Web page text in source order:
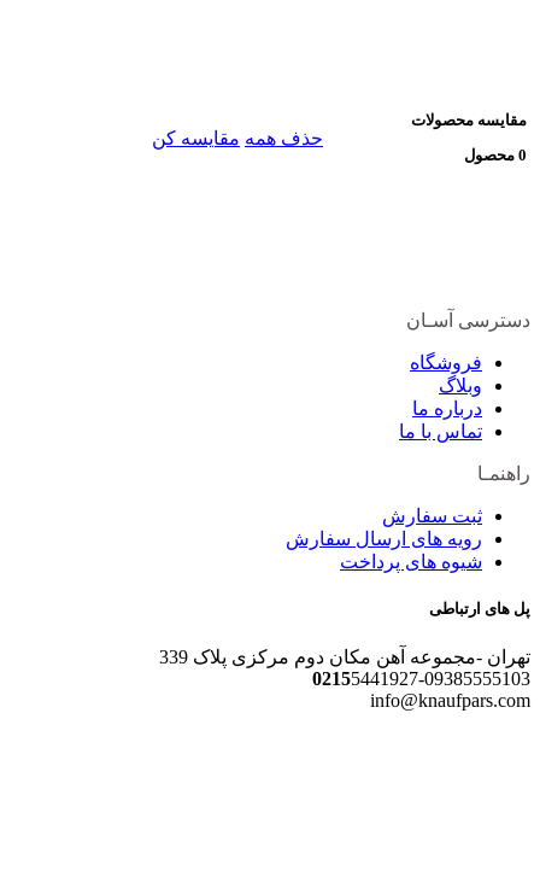
محصولات
حذف همه مقایسه کن
آسـان
فروشگاه
وبلاگ
درباره ما
تماس با ما
ثبت سفارش
رویه های ارسال سفارش
شیوه های پرداخت
های ارتباطی
-مجموعه آهن مکان دوم مرکزی پلاک 339
02155441927-